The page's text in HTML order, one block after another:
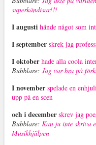
superkändisar!!!
I augusti hände något som
I september skrek jag
I oktober hade alla coola
Bubblare: Jag var bra på
I november spelade en
upp på en scen
och i december skrev jag
Bubblare: Kan ju inte skriva
Musikhjälpen